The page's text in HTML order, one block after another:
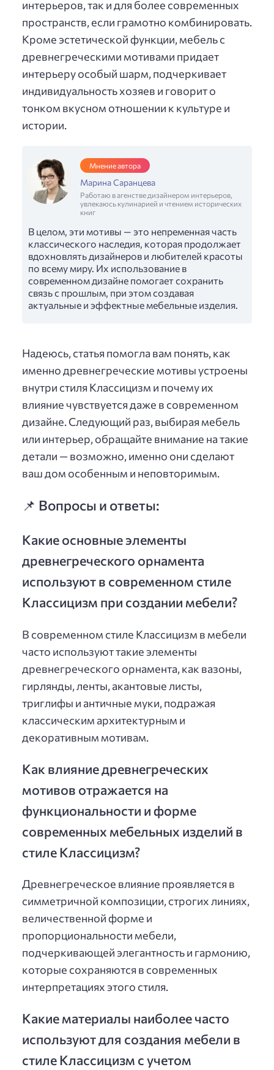
интерьеров, так и для более современных
пространств, если грамотно комбинировать.
Кроме эстетической функции, мебель с
древнегреческими мотивами придает
интерьеру особый шарм, подчеркивает
индивидуальность хозяев и говорит о
тонком вкусном отношении к культуре и
истории.
Мнение автора
Марина Саранцева
Работаю в агенстве дизайнером интерьеров,
увлекаюсь кулинарией и чтением исторических
книг
В целом, эти мотивы — это непременная часть
классического наследия, которая продолжает
вдохновлять дизайнеров и любителей красоты
по всему миру. Их использование в
современном дизайне помогает сохранить
связь с прошлым, при этом создавая
актуальные и эффектные мебельные изделия.
Надеюсь, статья помогла вам понять, как
именно древнегреческие мотивы устроены
внутри стиля Классицизм и почему их
влияние чувствуется даже в современном
дизайне. Следующий раз, выбирая мебель
или интерьер, обращайте внимание на такие
детали — возможно, именно они сделают
ваш дом особенным и неповторимым.
📌 Вопросы и ответы:
Какие основные элементы
древнегреческого орнамента
используют в современном стиле
Классицизм при создании мебели?
В современном стиле Классицизм в мебели
часто используют такие элементы
древнегреческого орнамента, как вазоны,
гирлянды, ленты, акантовые листы,
триглифы и античные муки, подражая
классическим архитектурным и
декоративным мотивам.
Как влияние древнегреческих
мотивов отражается на
функциональности и форме
современных мебельных изделий в
стиле Классицизм?
Древнегреческое влияние проявляется в
симметричной композиции, строгих линиях,
величественной форме и
пропорциональности мебели,
подчеркивающей элегантность и гармонию,
которые сохраняются в современных
интерпретациях этого стиля.
Какие материалы наиболее часто
используют для создания мебели в
стиле Классицизм с учетом